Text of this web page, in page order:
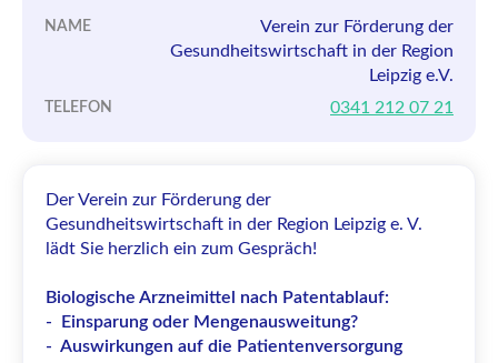
NAME
Verein zur Förderung der
Gesundheitswirtschaft in der Region
Leipzig e.V.
TELEFON 0341 212 07 21
Der Verein zur Förderung der
Gesundheitswirtschaft in der Region Leipzig e. V.
lädt Sie herzlich ein zum Gespräch!
Biologische Arzneimittel nach Patentablauf:
- Einsparung oder Mengenausweitung?
- Auswirkungen auf die Patientenversorgung